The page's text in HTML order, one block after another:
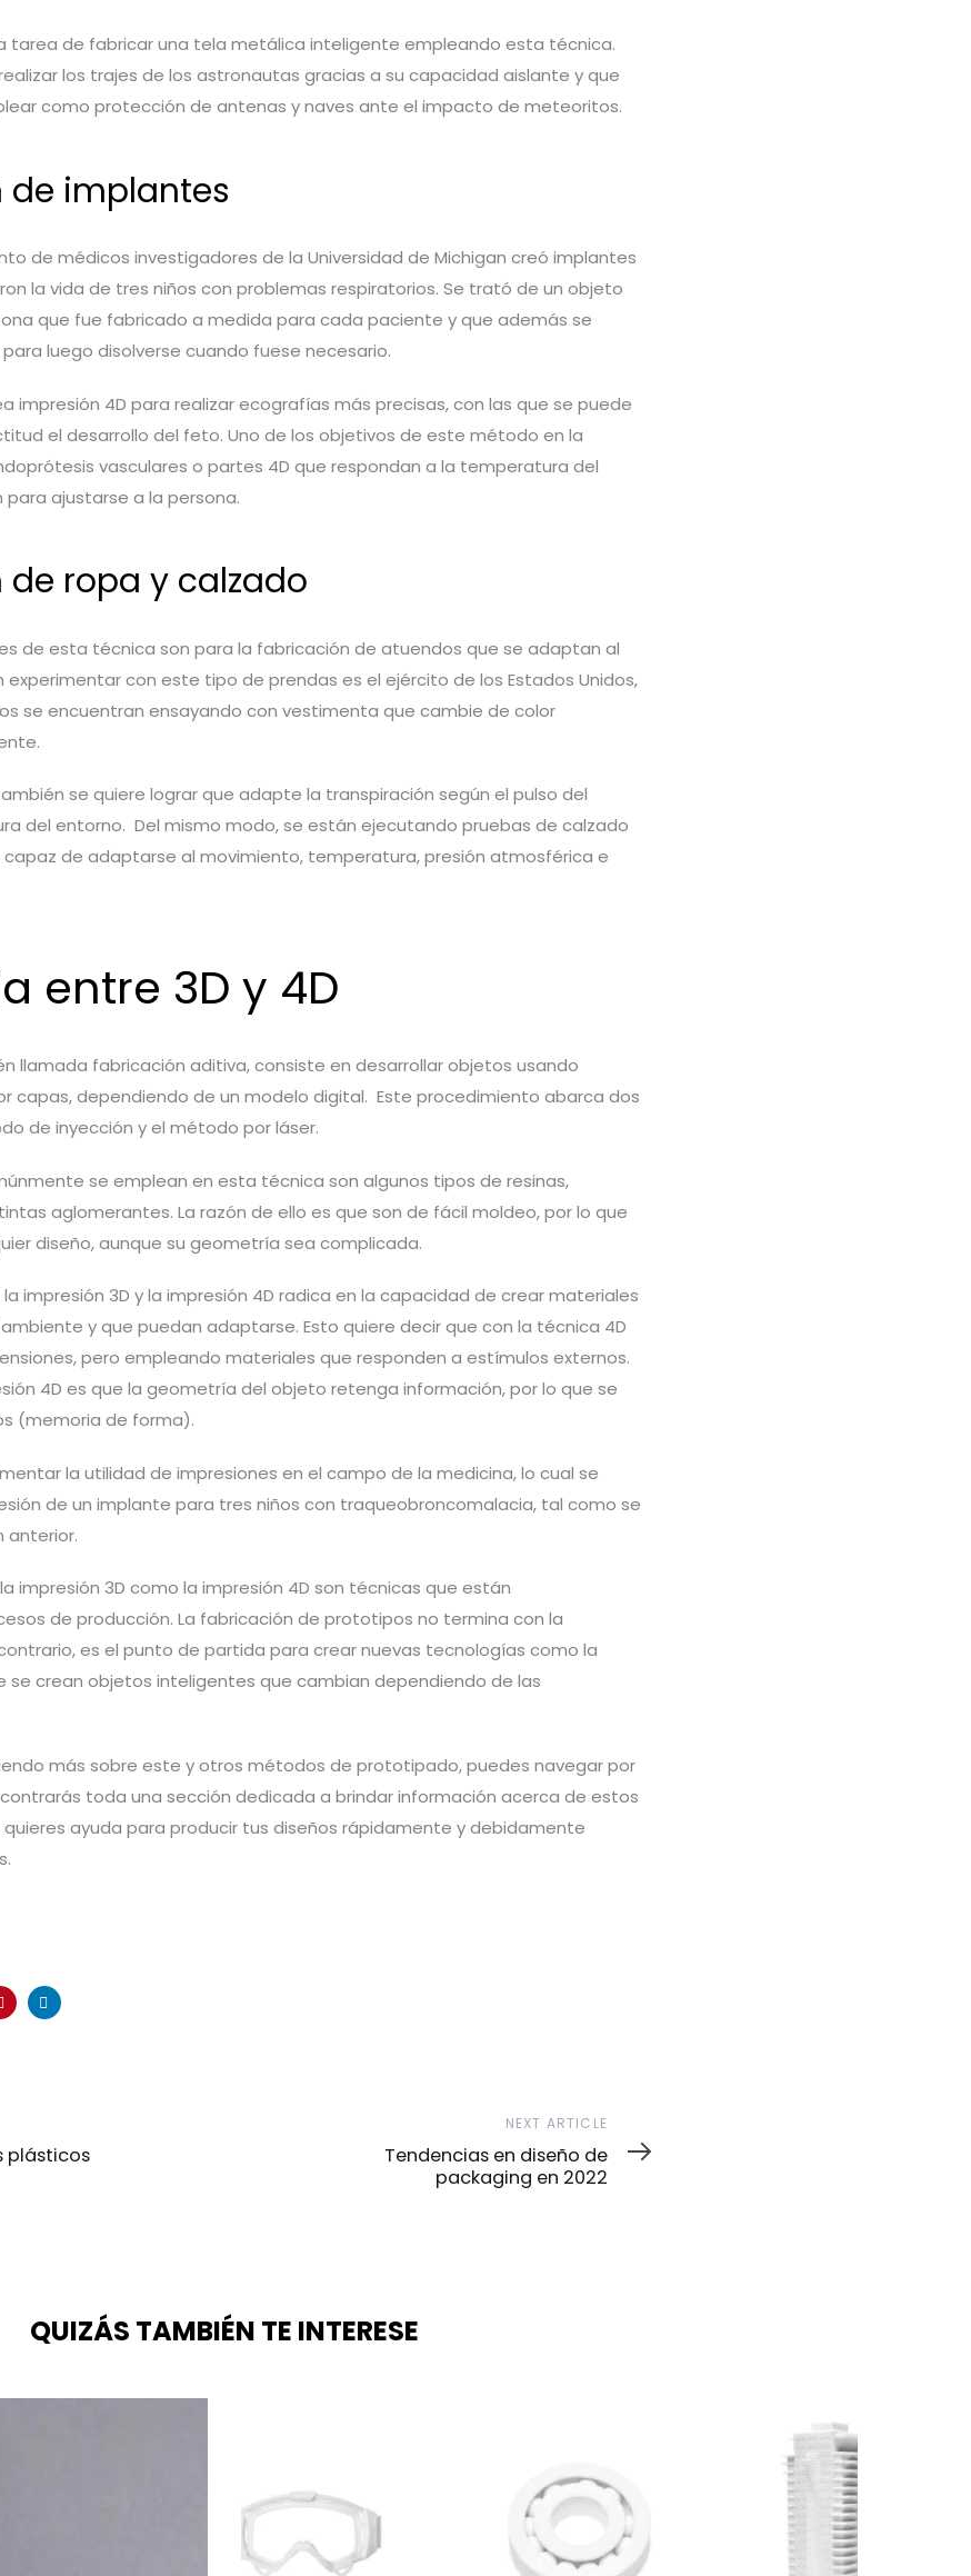
tarea de fabricar una tela metálica inteligente empleando esta técnica.
los trajes de los astronautas gracias a su capacidad aislante y que
como protección de antenas y naves ante el impacto de meteoritos.
de implantes
de médicos investigadores de la Universidad de Michigan creó implantes
la vida de tres niños con problemas respiratorios. Se trató de un objeto
que fue fabricado a medida para cada paciente y que además se
luego disolverse cuando fuese necesario.
impresión 4D para realizar ecografías más precisas, con las que se puede
el desarrollo del feto. Uno de los objetivos de este método en la
vasculares o partes 4D que respondan a la temperatura del
ajustarse a la persona.
ropa y calzado
de esta técnica son para la fabricación de atuendos que se adaptan al
experimentar con este tipo de prendas es el ejército de los Estados Unidos,
se encuentran ensayando con vestimenta que cambie de color
se quiere lograr que adapte la transpiración según el pulso del
del entorno. Del mismo modo, se están ejecutando pruebas de calzado
capaz de adaptarse al movimiento, temperatura, presión atmosférica e
entre 3D y 4D
llamada fabricación aditiva, consiste en desarrollar objetos usando
capas, dependiendo de un modelo digital. Este procedimiento abarca dos
de inyección y el método por láser.
se emplean en esta técnica son algunos tipos de resinas,
aglomerantes. La razón de ello es que son de fácil moldeo, por lo que
diseño, aunque su geometría sea complicada.
impresión 3D y la impresión 4D radica en la capacidad de crear materiales
y que puedan adaptarse. Esto quiere decir que con la técnica 4D
pero empleando materiales que responden a estímulos externos.
4D es que la geometría del objeto retenga información, por lo que se
(memoria de forma).
la utilidad de impresiones en el campo de la medicina, lo cual se
de un implante para tres niños con traqueobroncomalacia, tal como se
anterior.
impresión 3D como la impresión 4D son técnicas que están
de producción. La fabricación de prototipos no termina con la
es el punto de partida para crear nuevas tecnologías como la
se crean objetos inteligentes que cambian dependiendo de las
más sobre este y otros métodos de prototipado, puedes navegar por
toda una sección dedicada a brindar información acerca de estos
ayuda para producir tus diseños rápidamente y debidamente
plásticos
NEXT ARTICLE
Tendencias en diseño de
packaging en 2022
QUIZÁS TAMBIÉN TE INTERESE